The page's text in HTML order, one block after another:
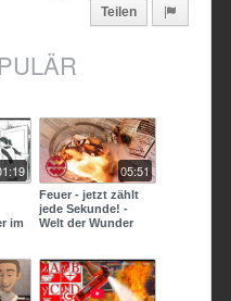
Teilen
im
05:51
Feuer - jetzt zählt
jede Sekunde! -
Welt der Wunder